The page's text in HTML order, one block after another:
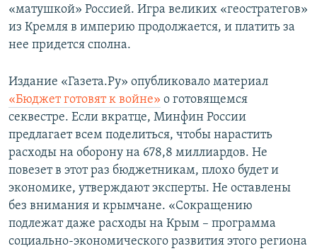
«матушкой» Россией. Игра великих «геостратегов»
из Кремля в империю продолжается, и платить за
нее придется сполна.
Издание «Газета.Ру» опубликовало материал
«Бюджет готовят к войне» о готовящемся
секвестре. Если вкратце, Минфин России
предлагает всем поделиться, чтобы нарастить
расходы на оборону на 678,8 миллиардов. Не
повезет в этот раз бюджетникам, плохо будет и
экономике, утверждают эксперты. Не оставлены
без внимания и крымчане. «Сокращению
подлежат даже расходы на Крым – программа
социально-экономического развития этого региона